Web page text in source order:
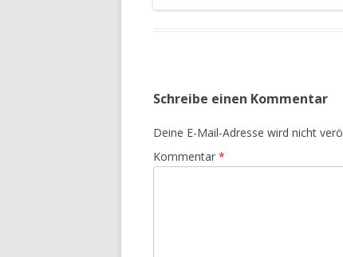
Schreibe einen Kommentar
Deine E-Mail-Adresse wird nicht
Kommentar *